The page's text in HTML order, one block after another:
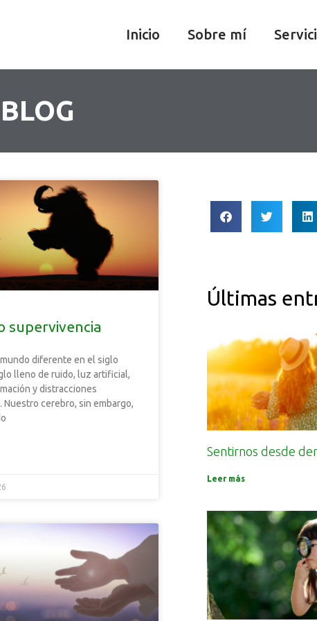
Inicio Sobre mí
supervivencia
diferente en el siglo
lleno de ruido, luz artificial,
y distracciones
Nuestro cerebro, sin embargo,
Últimas
Sentirnos desde
Leer más